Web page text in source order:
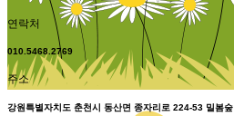
연락처
010.5468.2769
주소
강원특별자치도 춘천시 동산면 종자리로 224-53 밀봄숲